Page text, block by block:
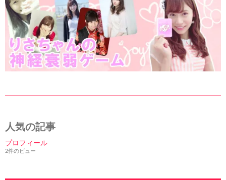
人気の記事
プロフィール
2件のビュー